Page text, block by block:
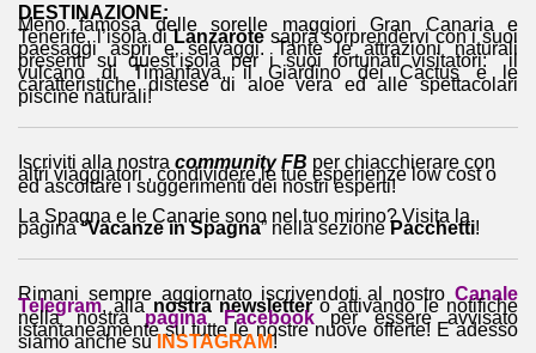
DESTINAZIONE:
Meno famosa delle sorelle maggiori Gran Canaria e
Tenerife, l’isola diLanzarotesaprà sorprendervi con i suoi
paesaggi aspri e selvaggi. Tante le attrazioni naturali
presenti su quest’isola per i suoi fortunati visitatori: il
vulcano di Timanfaya, il Giardino dei Cactus e le
caratteristiche distese di aloe vera ed alle spettacolari
piscine naturali!
Iscriviti alla nostra community FB per chiacchierare con
altri viaggiatori , condividere le tue esperienze low cost o
ed ascoltare i suggerimenti dei nostri esperti!
La Spagna e le Canarie sono nel tuo mirino? Visita la
pagina “Vacanze in Spagna” nella sezione Pacchetti!
Rimani sempre aggiornato iscrivendoti al nostro Canale
Telegram, allanostra newslettero attivando le notifiche
nella nostrapagina Facebookper essere avvisato
istantaneamente su tutte le nostre nuove offerte! E adesso
siamo anche su INSTAGRAM!